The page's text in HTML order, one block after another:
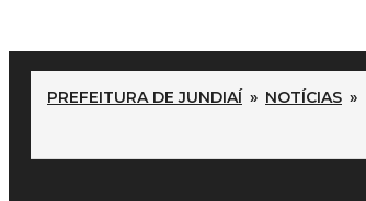
PREFEITURA DE JUNDIAÍ » NOTÍCIAS »